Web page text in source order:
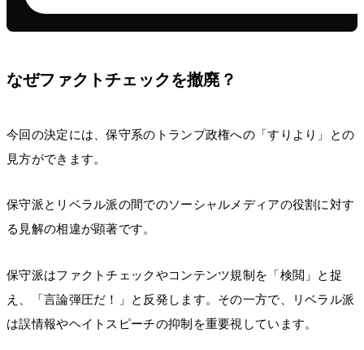
なぜファクトチェックを撤廃？
今回の決定には、保守系のトランプ政権への「すりより」との
見方ができます。
保守派とリベラル派の間でのソーシャルメディアの役割に対す
る見解の相違が顕著です。
保守派はファクトチェックやコンテンツ規制を「検閲」と捉
え、「言論弾圧だ！」と反発します。その一方で、リベラル派
は誤情報やヘイトスピーチの抑制を重要視しています。